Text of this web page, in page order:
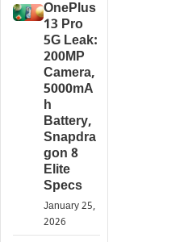
OnePlus
13 Pro
5G Leak:
200MP
Camera,
5000mA
h
Battery,
Snapdra
gon 8
Elite
Specs
January 25,
2026